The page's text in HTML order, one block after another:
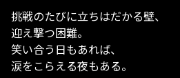
挑戦のたびに立ちはだかる壁、
迎え撃つ困難。
笑い合う日もあれば、
涙をこらえる夜もある。